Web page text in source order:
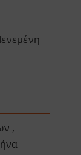
,